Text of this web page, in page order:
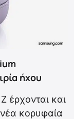
ήχου
έρχονται και
κορυφαία